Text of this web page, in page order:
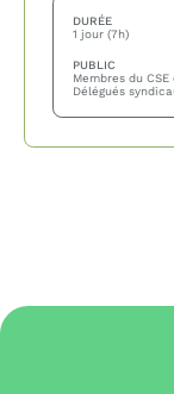
DURÉE
1 jour (7h)
PUBLIC
Membres du
Délégués